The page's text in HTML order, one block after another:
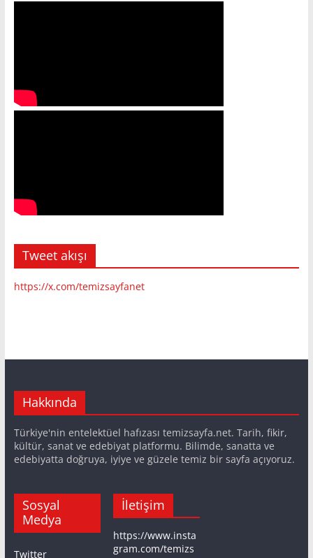
Tweet akışı
https://x.com/temizsayfanet
Hakkında
Türkiye'nin entelektüel hafızası temizsayfa.net. Tarih, fikir,
kültür, sanat ve edebiyat platformu. Bilimde, sanatta ve
edebiyatta doğruya, iyiye ve güzele temiz bir sayfa açıyoruz.
Sosyal
Medya
Twitter
İletişim
https://www.insta
gram.com/temizs